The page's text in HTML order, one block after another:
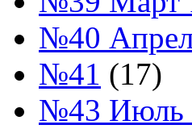
№40
№41 (17)
№43 Июль